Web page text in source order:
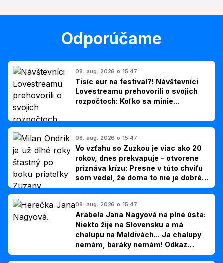
Odporúčame
08. aug. 2026 o 15:47
Tisíc eur na festival?! Návštevníci
Lovestreamu prehovorili o svojich
rozpočtoch: Koľko sa minie...
08. aug. 2026 o 15:47
Vo vzťahu so Zuzkou je viac ako 20
rokov, dnes prekvapuje - otvorene
priznáva krízu: Presne v túto chvíľu
som vedel, že doma to nie je dobré,
hovorí Milan Ondrík
08. aug. 2026 o 15:47
Arabela Jana Nagyová na plné ústa:
Niekto žije na Slovensku a má
chalupu na Maldivách... Ja chalupy
nemám, baráky nemám! Odkaz
Slovákom